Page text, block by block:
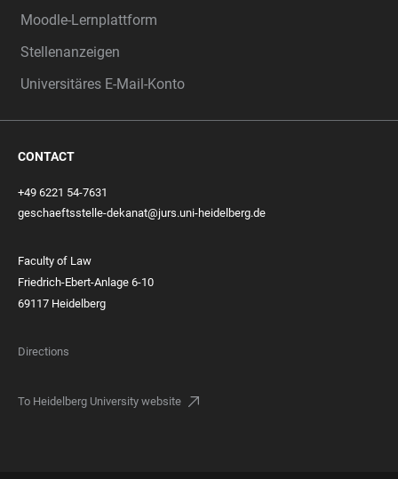
Moodle-Lernplattform
Stellenanzeigen
Universitäres E-Mail-Konto
CONTACT
+49 6221 54-7631
geschaeftsstelle-dekanat@jurs.uni-heidelberg.de
Faculty of Law
Friedrich-Ebert-Anlage 6-10
69117 Heidelberg
Directions
To Heidelberg University website